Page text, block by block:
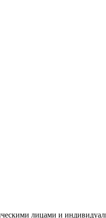
лицами и